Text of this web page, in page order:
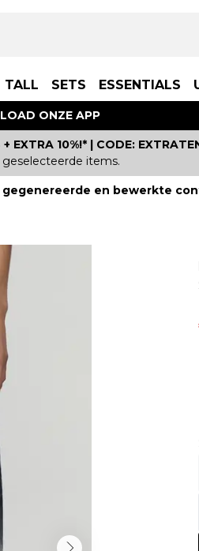
TALL SETS ESSENTIALS
ONZE APP
EXTRA 10%!* | CODE:
geselecteerde items.
gegenereerde en bewerkte